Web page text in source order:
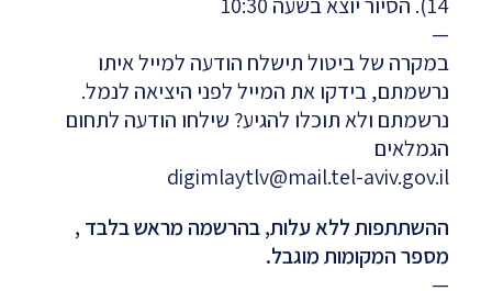
—
במקרה של ביטול תישלח הודעה למייל איתו
נרשמתם, בידקו את המייל לפני היציאה לנמל.
נרשמתם ולא תוכלו להגיע? שילחו הודעה לתחום
הגמלאים
digimlaytlv@mail.tel-aviv.gov.il
ההשתתפות ללא עלות, בהרשמה מראש בלבד ,
מספר המקומות מוגבל.
—